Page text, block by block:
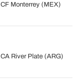
CF Monterrey (MEX)
CA River Plate (ARG)